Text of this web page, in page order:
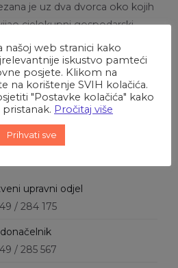
je uz dva dvorca oko kojih
cjelokupni gospodarski,
i sportski život. Prema dosad
plemići prvi su u nas
jahanje, skijanje i druge
sportove.
upravni odjel
/ 284 175
/ 285 567
našoj web stranici kako
iskustvo pamteći
posjete. Klikom na
na korištenje SVIH kolačića.
"Postavke kolačića" kako
Pročitaj više
Prihvati sve